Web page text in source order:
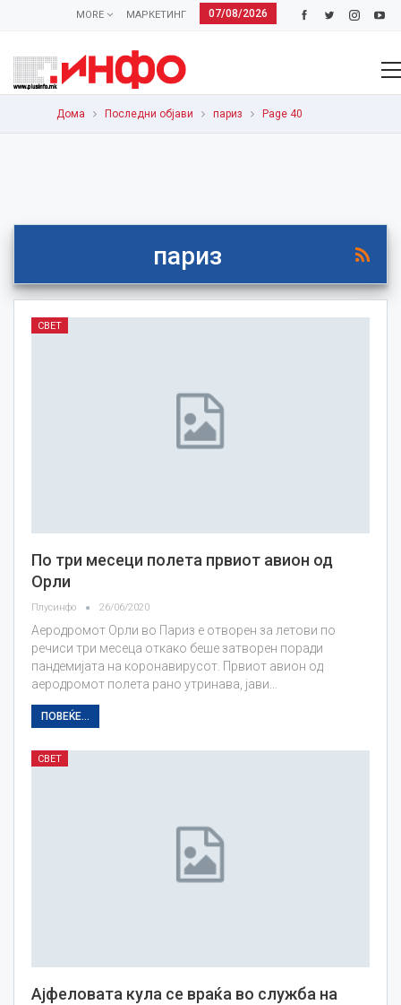
07/08/2026
МАРКЕТИНГ
MORE
Дома Последни објави париз Page 40
париз
СВЕТ
По три месеци полета првиот авион од
Орли
Плусинфо 26/06/2020
Аеродромот Орли во Париз е отворен за летови по
речиси три месеца откако беше затворен поради
пандемијата на коронавирусот. Првиот авион од
аеродромот полета рано утринава, јави…
ПОВЕЌЕ...
СВЕТ
Ајфеловата кула се враќа во служба на